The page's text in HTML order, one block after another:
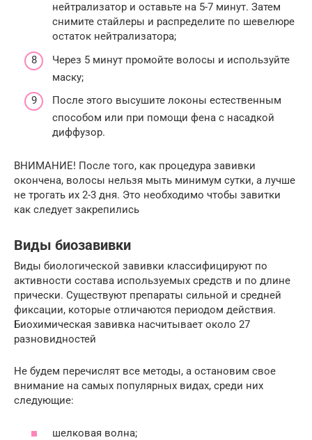
нейтрализатор и оставьте на 5-7 минут. Затем
снимите стайлеры и распределите по шевелюре
остаток нейтрализатора;
Через 5 минут промойте волосы и используйте
маску;
После этого высушите локоны естественным
способом или при помощи фена с насадкой
диффузор.
ВНИМАНИЕ! После того, как процедура завивки
окончена, волосы нельзя мыть минимум сутки, а лучше
не трогать их 2-3 дня. Это необходимо чтобы завитки
как следует закрепились
Виды биозавивки
Виды биологической завивки классифицируют по
активности состава используемых средств и по длине
прически. Существуют препараты сильной и средней
фиксации, которые отличаются периодом действия.
Биохимическая завивка насчитывает около 27
разновидностей
Не будем перечислят все методы, а остановим свое
внимание на самых популярных видах, среди них
следующие:
шелковая волна;